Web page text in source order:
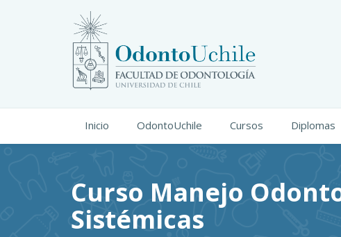
Inicio OdontoUchile Cursos Diplomas
Curso Manejo
Sistémicas